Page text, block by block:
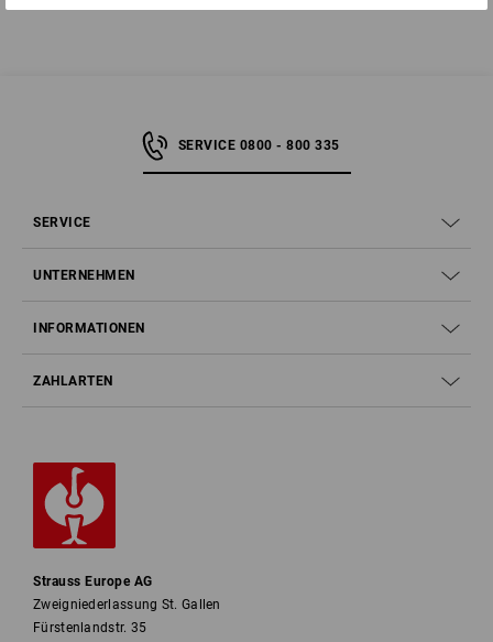
SERVICE 0800 - 800 335
SERVICE
UNTERNEHMEN
INFORMATIONEN
ZAHLARTEN
Strauss Europe AG
Zweigniederlassung St. Gallen
Fürstenlandstr. 35